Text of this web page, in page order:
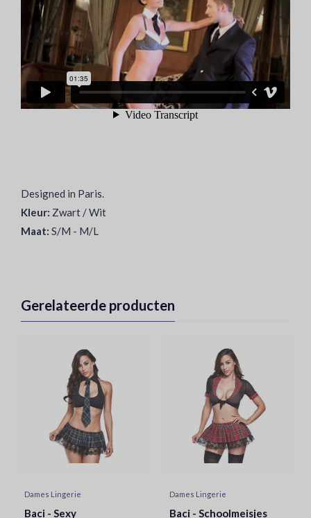
Designed in Paris.
Kleur: Zwart / Wit
Maat: S/M - M/L
Gerelateerde producten
Dames Lingerie
Baci - Sexy
Dames Lingerie
Baci - Schoolmeisjes